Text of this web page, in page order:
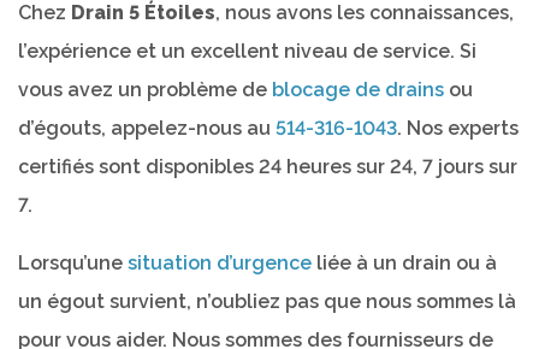
Chez Drain 5 Étoiles, nous avons les connaissances,
l’expérience et un excellent niveau de service. Si
vous avez un problème de blocage de drains ou
d’égouts, appelez-nous au 514-316-1043. Nos experts
certifiés sont disponibles 24 heures sur 24, 7 jours sur
7.
Lorsqu’une situation d’urgence liée à un drain ou à
un égout survient, n’oubliez pas que nous sommes là
pour vous aider. Nous sommes des fournisseurs de